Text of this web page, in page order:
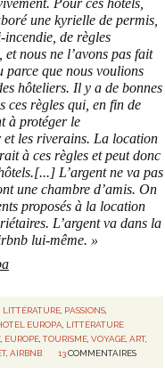
Pour ces hôtels,
une kyrielle de permis,
incendie, de règles
et nous ne l’avons pas fait
parce que nous voulions
hôteliers. Il y a de bonnes
ces règles qui, en fin de
à protéger le
et les riverains. La location
à ces règles et peut donc
[...] L’argent ne va pas
une chambre d’amis. On
proposés à la location
L’argent va dans la
lui-même. »
LITTÉRATURE, PASSIONS,
EUROPA LITTÉRATURE
EUROPE ,TOURISME ,VOYAGE ,ART,
,AIRBNB 13 COMMENTAIRES